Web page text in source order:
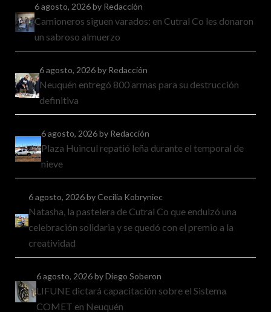
6 agosto, 2026by Redacción
Camioneros siguen varados: en Cutral Co les donaron
un sabroso almuerzo
6 agosto, 2026by Redacción
Neuquén entregó 800 armas para su destrucción
definitiva
6 agosto, 2026by Redacción
Plaza Huincul repatió leña durante el temporal de
nieve
6 agosto, 2026by Cecilia Kobryniec
Natasha, la pastelera de Cutral Co que endulzó una
celebración solidaria y se quedó con el premio a la
creatividad
6 agosto, 2026by Diego Soberon
LIFUNE dictará capacitación sobre el Sistema
COMET en Neuquén